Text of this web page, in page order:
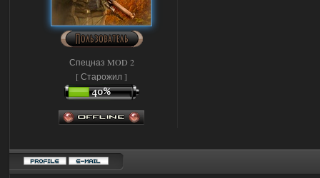
Спецназ MOD 2
[ Старожил ]